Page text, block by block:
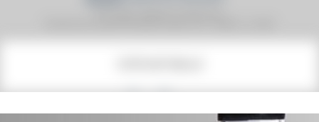
212€